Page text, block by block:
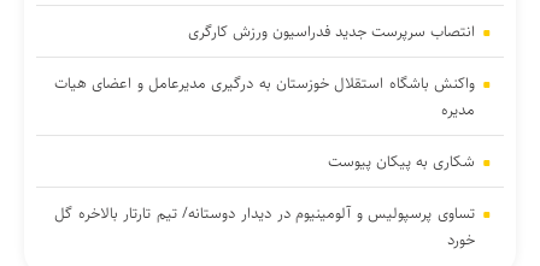
انتصاب سرپرست جدید فدراسیون ورزش کارگری
واکنش باشگاه استقلال خوزستان به درگیری مدیرعامل و اعضای هیات
مدیره
شکاری به پیکان پیوست
تساوی پرسپولیس و آلومینیوم در دیدار دوستانه/ تیم تارتار بالاخره گل
خورد